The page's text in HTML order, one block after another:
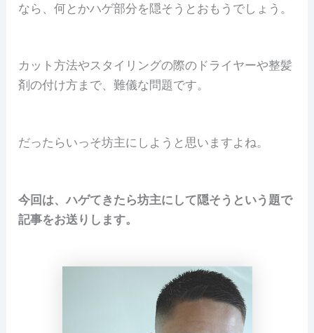
なら、何とかハゲ部分を隠そうとおもうでしょう。
カット方法やスタイリングの際のドライヤーや整髪
剤の付け方まで、難儀な問題です。
だったらいっそ坊主にしようと思いますよね。
今回は、ハゲてきたら坊主にして隠そうという題で
記事をお送りします。